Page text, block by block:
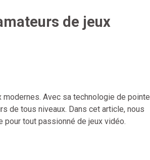
de jeux
Avec sa technologie de pointe
de tous niveaux. Dans cet article, nous
tout passionné de jeux vidéo.